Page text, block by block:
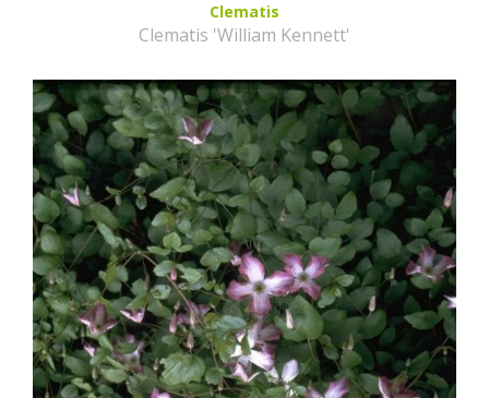
Clematis
Clematis 'William Kennett'